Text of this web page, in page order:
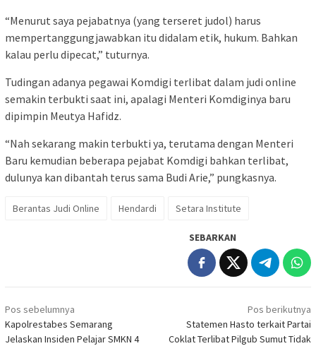
“Menurut saya pejabatnya (yang terseret judol) harus
mempertanggungjawabkan itu didalam etik, hukum. Bahkan
kalau perlu dipecat,” tuturnya.
Tudingan adanya pegawai Komdigi terlibat dalam judi online
semakin terbukti saat ini, apalagi Menteri Komdiginya baru
dipimpin Meutya Hafidz.
“Nah sekarang makin terbukti ya, terutama dengan Menteri
Baru kemudian beberapa pejabat Komdigi bahkan terlibat,
dulunya kan dibantah terus sama Budi Arie,” pungkasnya.
Berantas Judi Online Hendardi Setara Institute
SEBARKAN
Navigasi
pos
Pos sebelumnya
Kapolrestabes Semarang
Jelaskan Insiden Pelajar SMKN 4
Pos berikutnya
Statemen Hasto terkait Partai
Coklat Terlibat Pilgub Sumut Tidak